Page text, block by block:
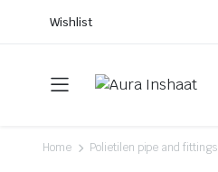
Wishlist
Home Polietilen pipe and fittings